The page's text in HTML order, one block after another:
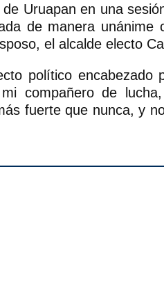
Uruapan en una
de manera unánime
el alcalde electo
político encabezado
mi compañero de
fuerte que nunca, y